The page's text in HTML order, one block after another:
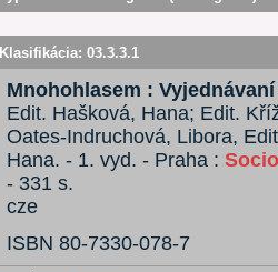
Klasifikácia: 03.3.3.1
Mnohohlasem :
Edit. Hašková, Hana; Edit.
Oates-Indruchová, Libora,
Hana. - 1. vyd. - Praha :
- 331 s.
cze
ISBN 80-7330-078-7